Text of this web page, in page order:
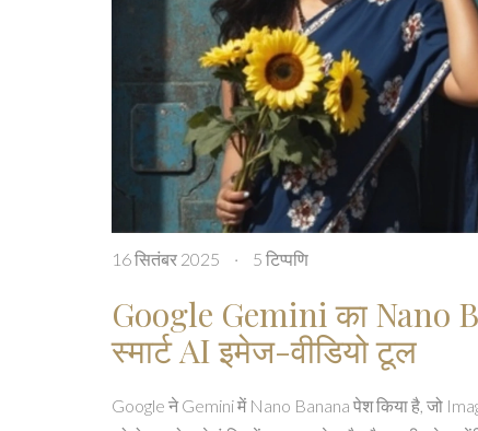
16 सितंबर 2025 · 5 टिप्पणि
Google Gemini का Nano
स्मार्ट AI इमेज-वीडियो टूल
Google ने Gemini में Nano Banana पेश किया है, जो